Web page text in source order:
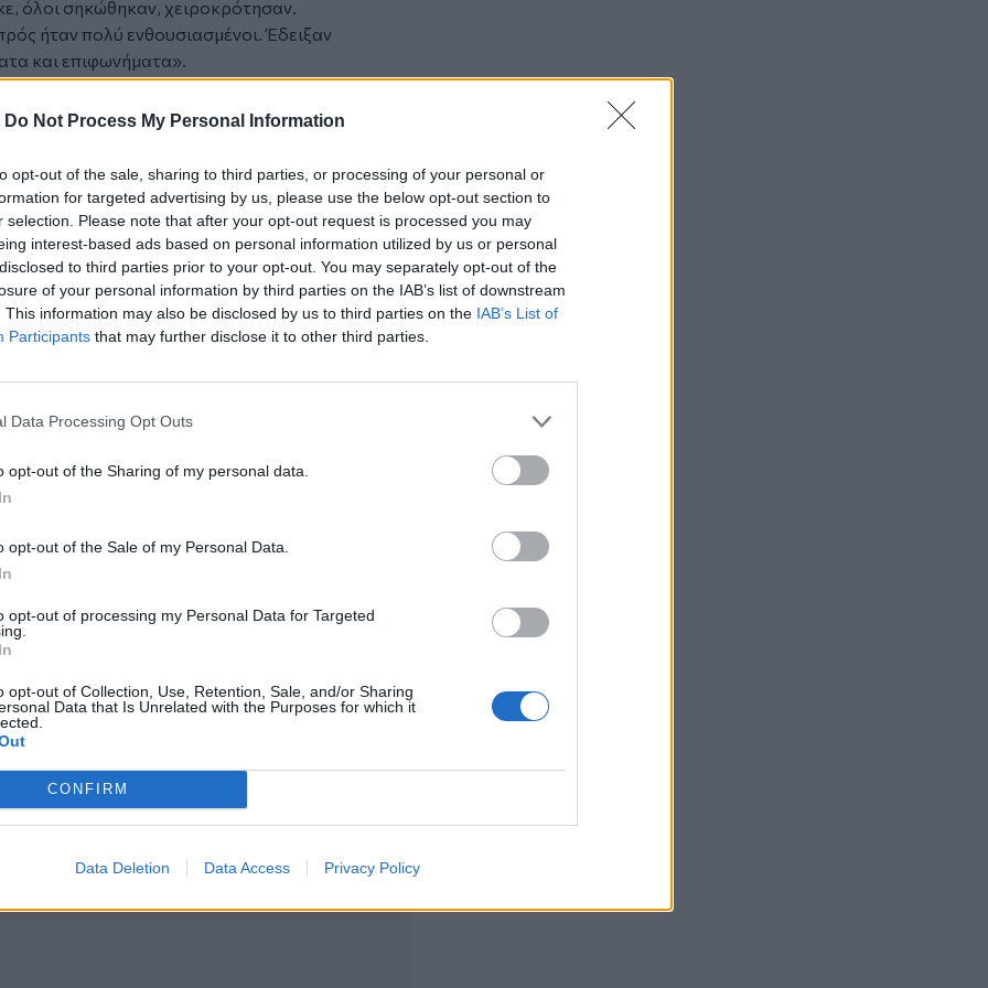
Do Not Process My Personal Information
opt-out of the sale, sharing to third parties, or processing of your personal or
for targeted advertising by us, please use the below opt-out section to
selection. Please note that after your opt-out request is processed you may
interest-based ads based on personal information utilized by us or personal
to third parties prior to your opt-out. You may separately opt-out of the
of your personal information by third parties on the IAB’s list of downstream
This information may also be disclosed by us to third parties on the IAB’s List of
Participants that may further disclose it to other third parties.
Data Processing Opt Outs
opt-out of the Sharing of my personal data.
opt-out of the Sale of my Personal Data.
opt-out of processing my Personal Data for Targeted
opt-out of Collection, Use, Retention, Sale, and/or Sharing
Data that Is Unrelated with the Purposes for which it
CONFIRM
Data Deletion Data Access Privacy Policy
όλοι σηκώθηκαν, χειροκρότησαν.
ήταν πολύ ενθουσιασμένοι. Έδειξαν
και επιφωνήματα».
να τιμήσουμε την καταγωγή τους, τις
μας», τόνισε.
ότι: «Ξέρω ότι είχε ένα κρητικό
το τσιγαριαστό…».
είπε ότι, «οι γονείς σηκώθηκαν και
και μια μεγάλη χαρά που υπήρχε το
«Μου έκανε εντύπωση το πόσο
Ο καπετάνιος αφού
και ήρθε σε έναν-έναν τους
χειραψία και να τους αγκαλιάσει».
διακαώς να παίξω, αλλά είχα
Τζέιμς Μποντ πριν από 20 χρόνια
στο πλευρό της Lady Gaga που έγινε
Google Newsκαι στοFacebook
μας στοYouTube
11:49